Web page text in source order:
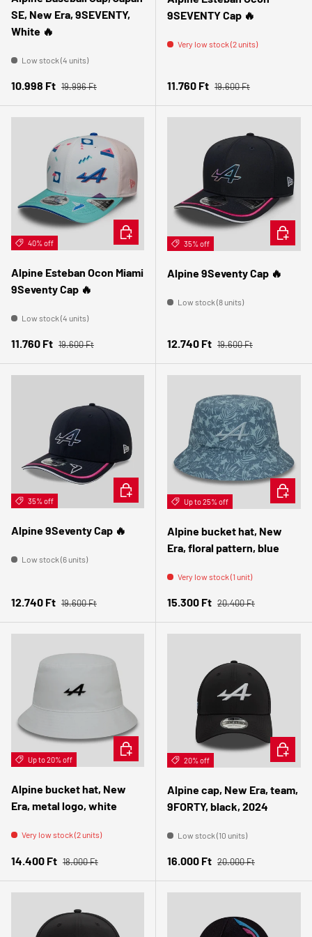
SE, New Era, 9SEVENTY,
White 🔥
Low stock (4 units)
Sale price
10.998 Ft Regular price
19.996 Ft
9SEVENTY Cap 🔥
Very low stock (2 units)
Sale price
11.760 Ft Regular price
19.600 Ft
40% off
Alpine Esteban Ocon Miami
9Seventy Cap 🔥
Low stock (4 units)
Sale price
11.760 Ft Regular price
19.600 Ft
ADD TO CART
35% off
Alpine 9Seventy Cap 🔥
Low stock (8 units)
Sale price
12.740 Ft Regular price
19.600 Ft
ADD TO
35% off
Alpine 9Seventy Cap 🔥
Low stock (6 units)
Sale price
12.740 Ft Regular price
19.600 Ft
ADD TO CART
Up to 25% off
Alpine bucket hat, New
Era, floral pattern, blue
Very low stock (1 unit)
Sale price
15.300 Ft Regular price
20.400 Ft
Up to 20% off
Alpine bucket hat, New
Era, metal logo, white
Very low stock (2 units)
Sale price
14.400 Ft Regular price
18.000 Ft
CHOOSE OPTIONS
20% off
Alpine cap, New Era, team,
9FORTY, black, 2024
Low stock (10 units)
Sale price
16.000 Ft Regular price
20.000 Ft
ADD TO